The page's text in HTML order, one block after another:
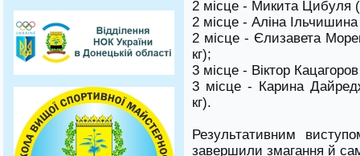
2 місце - Микита Цибуля
2 місце - Аліна
2 місце - Єлизавета
кг);
3 місце - Віктор
3 місце - Карина
кг).
Результативним
завершили змагання й